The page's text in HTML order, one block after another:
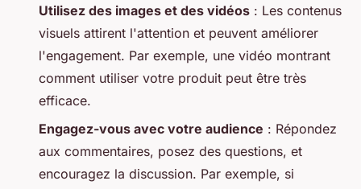
Utilisez des images et des vidéos : Les contenus
visuels attirent l'attention et peuvent améliorer
l'engagement. Par exemple, une vidéo montrant
comment utiliser votre produit peut être très
efficace.
Engagez-vous avec votre audience : Répondez
aux commentaires, posez des questions, et
encouragez la discussion. Par exemple, si